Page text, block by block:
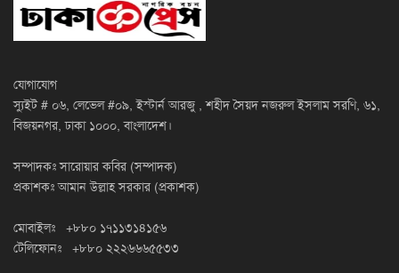
যোগাযোগ
স্যুইট # ০৬, লেভেল #০৯, ইস্টার্ন আরজু , শহীদ সৈয়দ নজরুল ইসলাম সরণি, ৬১,
বিজয়নগর, ঢাকা ১০০০, বাংলাদেশ।
সম্পাদকঃ সারোয়ার কবির (সম্পাদক)
প্রকাশকঃ আমান উল্লাহ সরকার (প্রকাশক)
মোবাইলঃ +৮৮০ ১৭১১৩১৪১৫৬
টেলিফোনঃ +৮৮০ ২২২৬৬৬৫৫৩৩